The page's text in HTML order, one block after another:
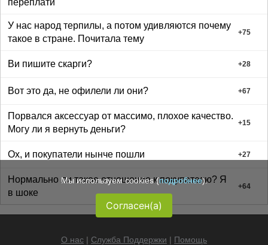
переплати
У нас народ терпилы, а потом удивляются почему
такое в стране. Почитала тему
+75
Ви пишите скарги? +28
Вот это да, не офилели ли они? +67
Порвался аксессуар от массимо, плохое качество.
Могу ли я вернуть деньги?
+15
Ох, и покупатели нынче пошли +27
Нормально ли такое отношение к покупателю? Я
в шоке
+64
О нас | Служба Поддержки | Помощь
Мы используем cookies (подробнее).
Согласен(а)